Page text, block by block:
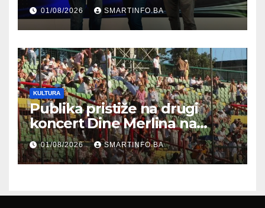
prisustvovao prezentaciji
Federalnog sajma
zapošljavanja
01/08/2026 SMARTINFO.BA
KULTURA
Publika pristiže na drugi
koncert Dine Merlina na
Koševu
01/08/2026 SMARTINFO.BA